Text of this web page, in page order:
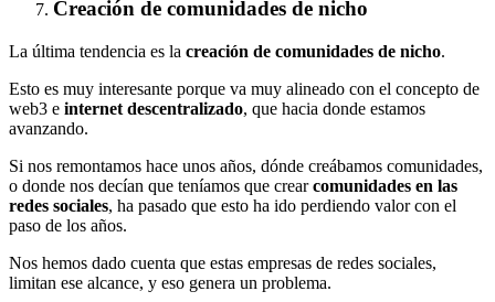
Creación de comunidades de nicho
La última tendencia es la creación de comunidades de nicho.
Esto es muy interesante porque va muy alineado con el concepto de
web3 e internet descentralizado, que hacia donde estamos
avanzando.
Si nos remontamos hace unos años, dónde creábamos comunidades,
o donde nos decían que teníamos que crearcomunidades en las
redes sociales, ha pasado que esto ha ido perdiendo valor con el
paso de los años.
Nos hemos dado cuenta que estas empresas de redes sociales,
limitan ese alcance, y eso genera un problema.